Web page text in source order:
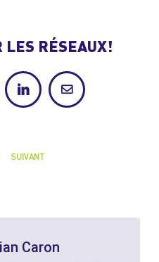
LES RÉSEAUX!
LinkedInCourriel
SUIVANT
Caron